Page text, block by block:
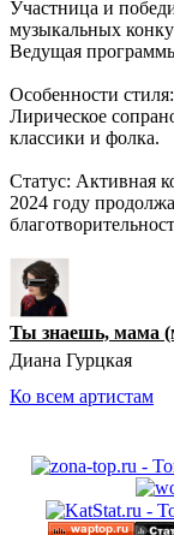
Участница и
музыкальных
Ведущая
Особенности стиля:
Лирическое
классики и фолка.
Статус: Активная
2024 году
Ты знаешь, мама
Диана Гурцкая
Ко всем артистам